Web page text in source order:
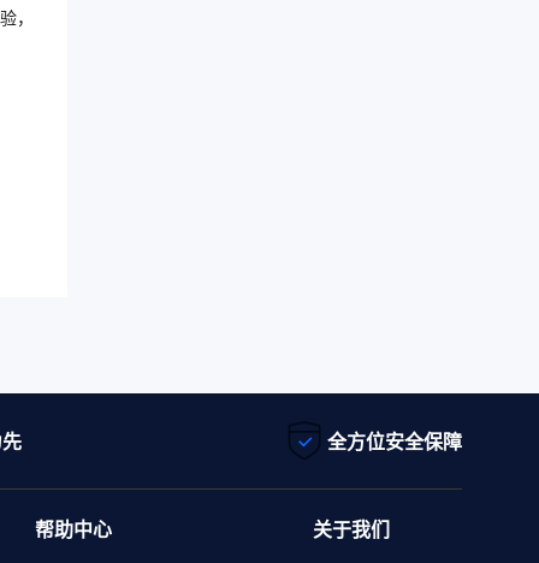
，
全方位安全保障
帮助中心 关于我们